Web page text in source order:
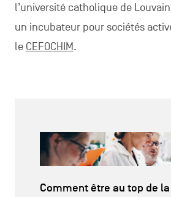
l’université catholique de
un incubateur pour sociétés
le CEFOCHIM.
Comment être au top de la